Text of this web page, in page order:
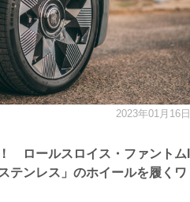
ロールスロイス・ファントムII
テンレス」のホイールを履くワ
2023年01月16日